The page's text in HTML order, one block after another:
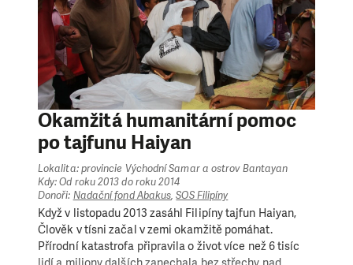
ze silnic a opravě poškozených mostů umožněn
opětovný přístup na trh.
Okamžitá humanitární pomoc
po tajfunu Haiyan
Lokalita: provincie Východní Samar a ostrov Bantayan
Kdy: Od roku 2013 do roku 2014
Donoři: Nadační fond Abakus,SOS Filipíny
Když v listopadu 2013 zasáhl Filipíny tajfun Haiyan,
Člověk v tísni začal v zemi okamžitě pomáhat.
Přírodní katastrofa připravila o život více než 6 tisíc